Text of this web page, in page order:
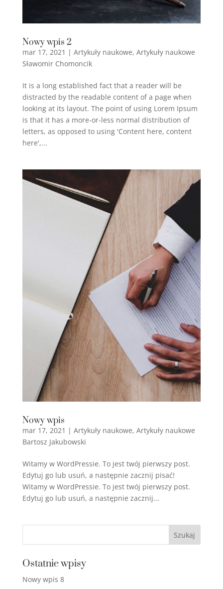
Nowy wpis 2
mar 17, 2021 | Artykuły naukowe, Artykuły naukowe
Sławomir Chomoncik
It is a long established fact that a reader will be
distracted by the readable content of a page when
looking at its layout. The point of using Lorem Ipsum
is that it has a more-or-less normal distribution of
letters, as opposed to using 'Content here, content
here',...
Nowy wpis
mar 17, 2021 | Artykuły naukowe, Artykuły naukowe
Bartosz Jakubowski
Witamy w WordPressie. To jest twój pierwszy post.
Edytuj go lub usuń, a następnie zacznij pisać!
Witamy w WordPressie. To jest twój pierwszy post.
Edytuj go lub usuń, a następnie zacznij...
Ostatnie wpisy
Nowy wpis 8